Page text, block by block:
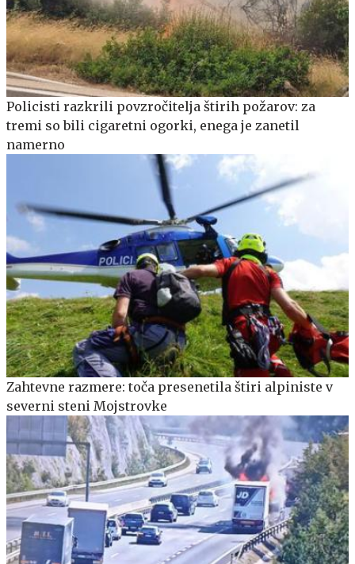
Policisti razkrili povzročitelja štirih požarov: za
tremi so bili cigaretni ogorki, enega je zanetil
namerno
Zahtevne razmere: toča presenetila štiri alpiniste v
severni steni Mojstrovke